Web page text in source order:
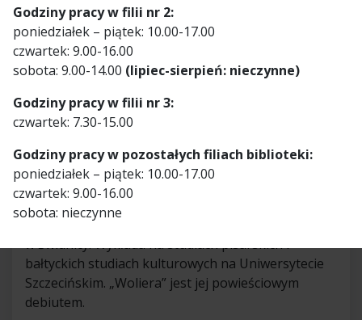
Godziny pracy w filii nr 2:
poniedziałek – piątek: 10.00-17.00
czwartek: 9.00-16.00
sobota: 9.00-14.00 (lipiec-sierpień: nieczynne)
Godziny pracy w filii nr 3:
czwartek: 7.30-15.00
Godziny pracy w pozostałych filiach biblioteki:
poniedziałek – piątek: 10.00-17.00
czwartek: 9.00-16.00
sobota: nieczynne
doktora nauk humanistycznych, masażystka,
windsurferka. Autorka tomików poetyckich: „Tę
drogerię mam po drodze” i „Próby generalne”. W
2016 roku wydała książkę o artystach pochowanych
2019 zbiór reportaży „Świdnicki szlak kobiet”.
Autorka jest laureatką nagrody za osiągnięcia w
dziedzinie twórczości artystycznej,
upowszechniania i ochrony kultury, przyznawanej
przez Prezydenta Miasta Świdnicy w 2017 r. za
książkę „Czarny pegaz” – pierwszy powojenny
przewodnik po grobach artystów pochowanych
w Świdnicy. Wykłada na studiach pisarskich i
bałtyckich studiach kulturowych na Uniwersytecie
Szczecińskim. „Woliera” jest jej powieściowym
debiutem.